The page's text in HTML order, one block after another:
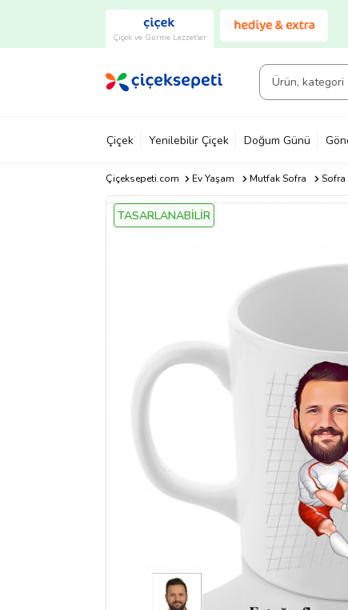
Çiçek ve Gurme Lezzetler
Çiçek Yenilebilir Çiçek Doğum Günü
Çiçeksepeti.com Ev Yaşam Mutfak Sofra Sofra
TASARLANABİLİR